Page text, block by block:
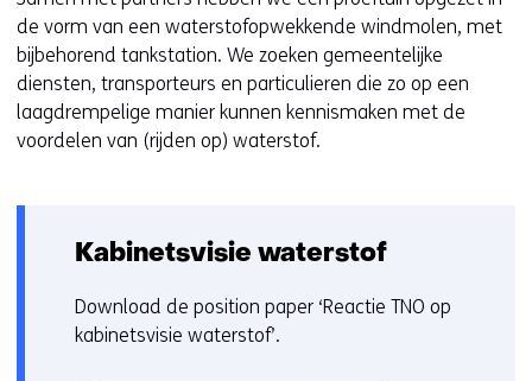
de vorm van een waterstofopwekkende windmolen, met
bijbehorend tankstation. We zoeken gemeentelijke
diensten, transporteurs en particulieren die zo op een
laagdrempelige manier kunnen kennismaken met de
voordelen van (rijden op) waterstof.
Kabinetsvisie waterstof
Download de position paper ‘Reactie TNO op
kabinetsvisie waterstof’.